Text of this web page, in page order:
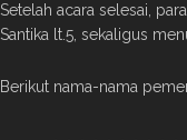
Setelah acara selesai,
Santika lt.5, sekaligus
Berikut nama-nama